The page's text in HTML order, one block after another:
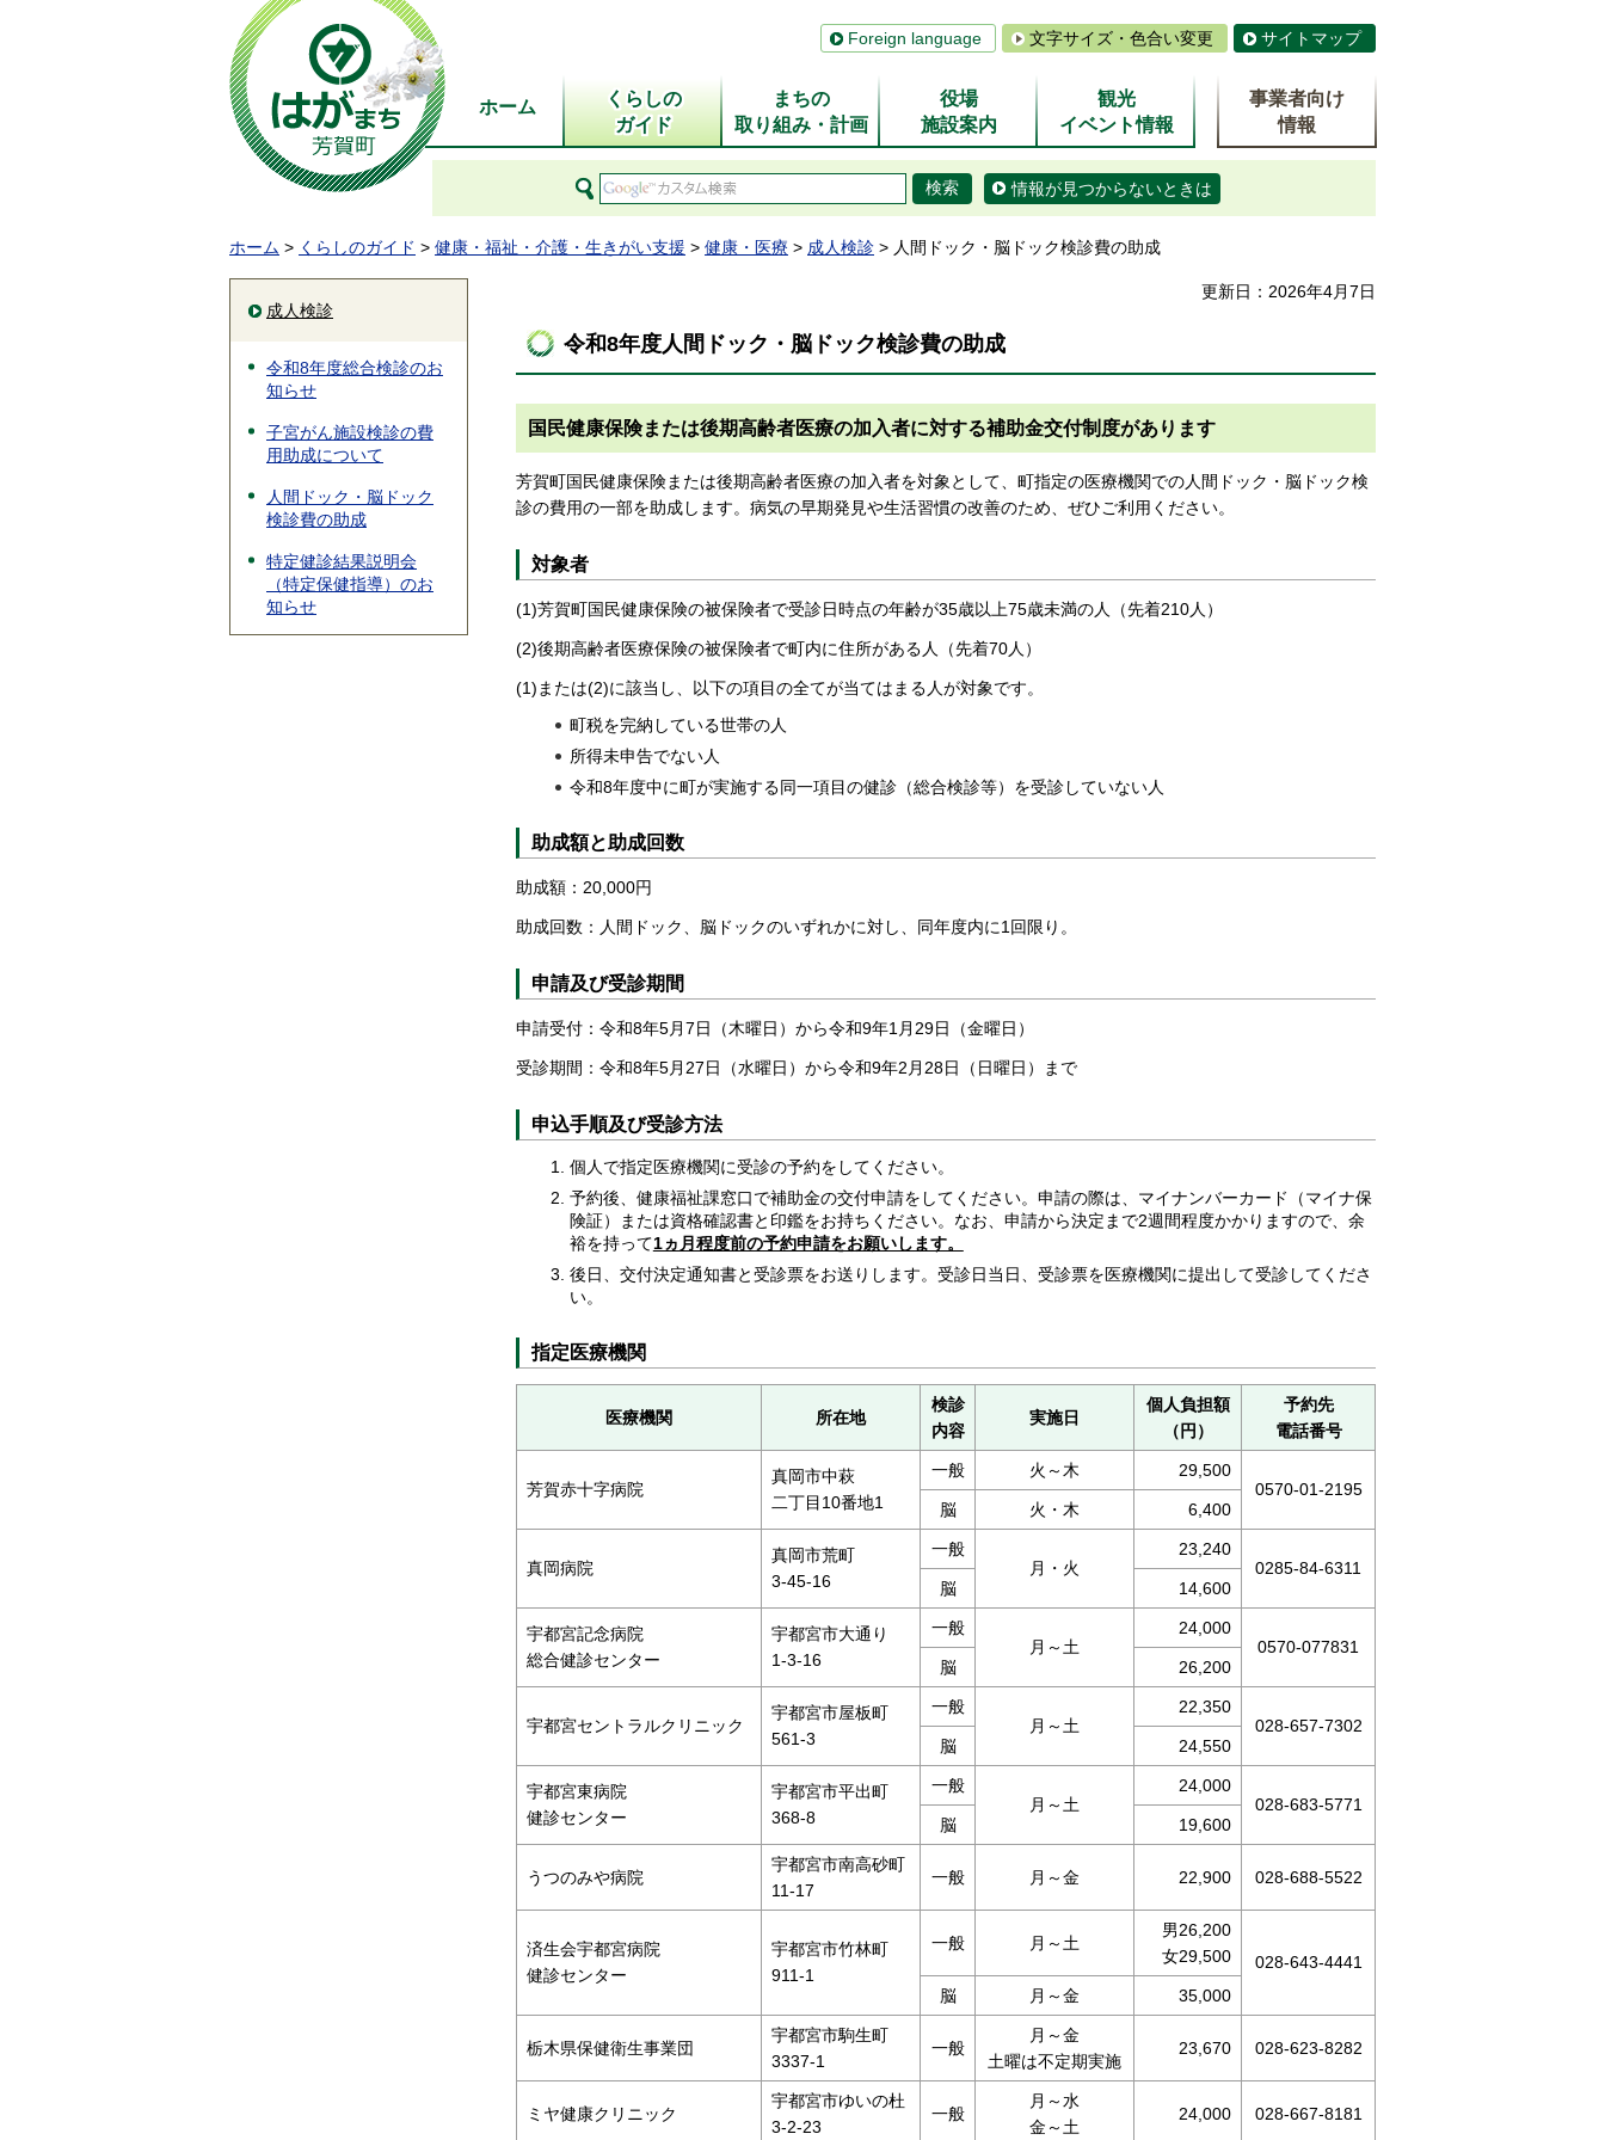
Foreign language 文字サイズ・色合い変更 サイトマップ
ホーム
くらしの
ガイド
まちの
取り組み・計画
役場
施設案内
観光
イベント情報
事業者向け
情報
情報が見つからないときは
ホーム > くらしのガイド > 健康・福祉・介護・生きがい支援 > 健康・医療 > 成人検診 > 人間ドック・脳ドック検診費の助成
成人検診
令和8年度総合検診のお
知らせ
子宮がん施設検診の費
用助成について
人間ドック・脳ドック
検診費の助成
特定健診結果説明会
（特定保健指導）のお
知らせ
更新日：2026年4月7日
令和8年度人間ドック・脳ドック検診費の助成
国民健康保険または後期高齢者医療の加入者に対する補助金交付制度があります
芳賀町国民健康保険または後期高齢者医療の加入者を対象として、町指定の医療機関での人間ドック・脳ドック検
診の費用の一部を助成します。病気の早期発見や生活習慣の改善のため、ぜひご利用ください。
対象者
(1)芳賀町国民健康保険の被保険者で受診日時点の年齢が35歳以上75歳未満の人（先着210人）
(2)後期高齢者医療保険の被保険者で町内に住所がある人（先着70人）
(1)または(2)に該当し、以下の項目の全てが当てはまる人が対象です。
町税を完納している世帯の人
所得未申告でない人
令和8年度中に町が実施する同一項目の健診（総合検診等）を受診していない人
助成額と助成回数
助成額：20,000円
助成回数：人間ドック、脳ドックのいずれかに対し、同年度内に1回限り。
申請及び受診期間
申請受付：令和8年5月7日（木曜日）から令和9年1月29日（金曜日）
受診期間：令和8年5月27日（水曜日）から令和9年2月28日（日曜日）まで
申込手順及び受診方法
個人で指定医療機関に受診の予約をしてください。
予約後、健康福祉課窓口で補助金の交付申請をしてください。申請の際は、マイナンバーカード（マイナ保
険証）または資格確認書と印鑑をお持ちください。なお、申請から決定まで2週間程度かかりますので、余
裕を持って1ヵ月程度前の予約申請をお願いします。
後日、交付決定通知書と受診票をお送りします。受診日当日、受診票を医療機関に提出して受診してくださ
い。
指定医療機関
医療機関 所在地
検診
内容
実施日
個人負担額
（円）
予約先
電話番号
芳賀赤十字病院
真岡市中萩
二丁目10番地1
一般 火～木
29,500
0570-01-2195
脳
火・木 6,400
真岡病院
真岡市荒町
3-45-16
一般
月・火
23,240
0285-84-6311
脳
14,600
宇都宮記念病院
総合健診センター
宇都宮市大通り
1-3-16
一般
月～土
24,000
0570-077831
脳
26,200
宇都宮セントラルクリニック
宇都宮市屋板町
561-3
一般
月～土
22,350
028-657-7302
脳
24,550
宇都宮東病院
健診センター
宇都宮市平出町
368-8
一般
月～土
24,000
028-683-5771
脳
19,600
うつのみや病院
宇都宮市南高砂町
11-17
一般 月～金 22,900 028-688-5522
済生会宇都宮病院
健診センター
宇都宮市竹林町
911-1
一般 月～土
男26,200
女29,500
028-643-4441
脳
月～金 35,000
栃木県保健衛生事業団
宇都宮市駒生町
3337-1
一般
月～金
土曜は不定期実施
23,670 028-623-8282
ミヤ健康クリニック
宇都宮市ゆいの杜
3-2-23
一般
月～水
金～土
24,000 028-667-8181